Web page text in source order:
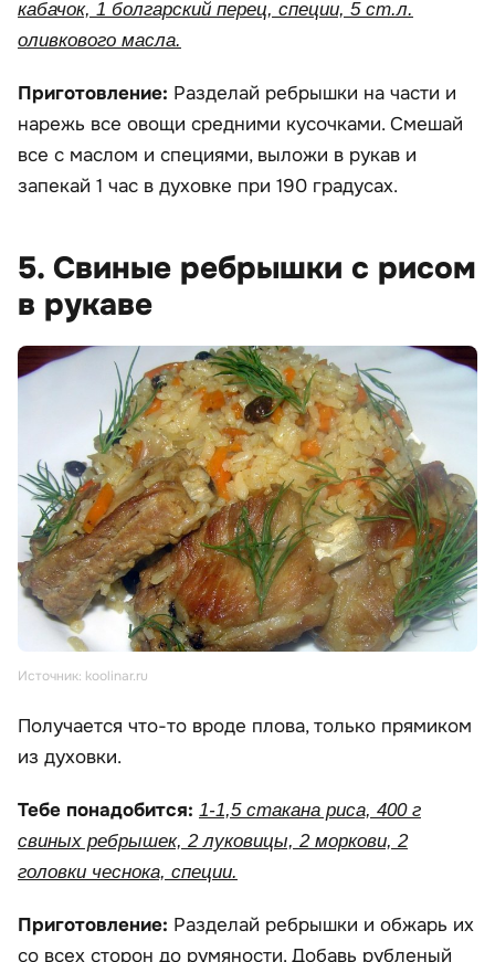
кабачок, 1 болгарский перец, специи, 5 ст.л.
оливкового масла.
Приготовление: Разделай ребрышки на части и
нарежь все овощи средними кусочками. Смешай
все с маслом и специями, выложи в рукав и
запекай 1 час в духовке при 190 градусах.
5. Свиные ребрышки с рисом
в рукаве
Источник: koolinar.ru
Получается что-то вроде плова, только прямиком
из духовки.
Тебе понадобится: 1-1,5 стакана риса, 400 г
свиных ребрышек, 2 луковицы, 2 моркови, 2
головки чеснока, специи.
Приготовление: Разделай ребрышки и обжарь их
со всех сторон до румяности. Добавь рубленый